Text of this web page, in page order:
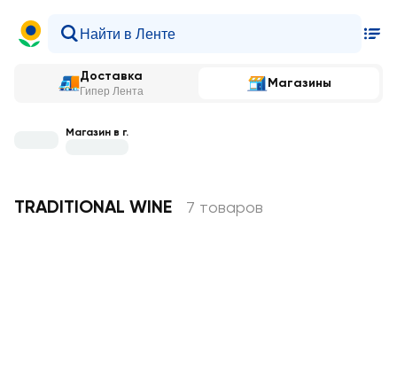
Доставка
Гипер Лента
Магазины
Магазин в г.
TRADITIONAL WINE 7 товаров